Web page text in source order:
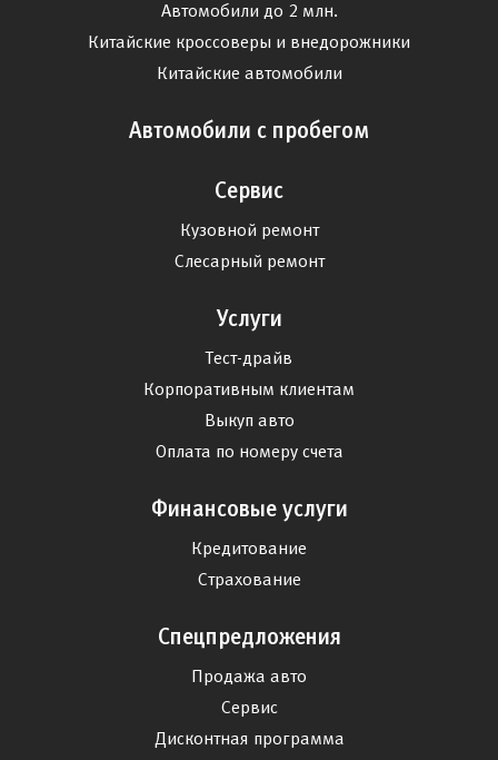
Автомобили до 2 млн.
Китайские кроссоверы и внедорожники
Китайские автомобили
Автомобили с пробегом
Сервис
Кузовной ремонт
Слесарный ремонт
Услуги
Тест-драйв
Корпоративным клиентам
Выкуп авто
Оплата по номеру счета
Финансовые услуги
Кредитование
Страхование
Спецпредложения
Продажа авто
Сервис
Дисконтная программа